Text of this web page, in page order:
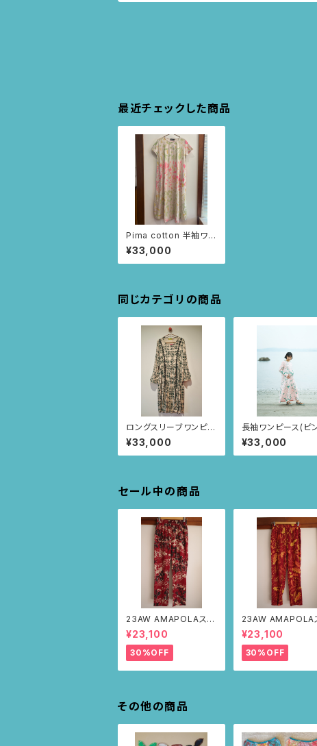
最近チェックした商品
Pima cotton 半袖ワン
ピース (アイボリー/お
花とちょうちょ柄)
¥33,000
同じカテゴリの商品
ロングスリーブワンピー
ス （ピンクベージュ/ス
クエアニャンドゥティ
柄）
¥33,000
長袖ワンピース(ピ
馬柄)
¥33,000
セール中の商品
23AW AMAPOLAステ
ンシルパンツ(ボルドー・
サボテンの山道柄)
¥23,100
30%OFF
23AW AMAPOLA
ンシルパンツ(ボルド
リーフ柄)
¥23,100
30%OFF
その他の商品